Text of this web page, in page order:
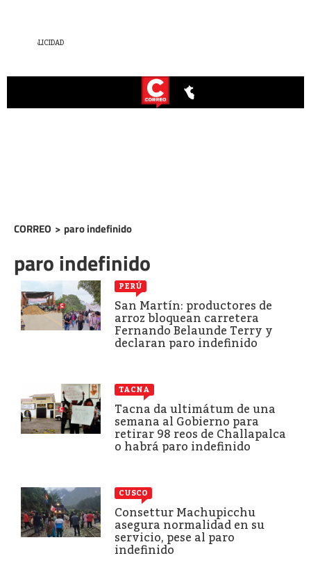
CORREO > paro indefinido
paro indefinido
PERÚ
San Martín: productores de
arroz bloquean carretera
Fernando Belaunde Terry y
declaran paro indefinido
TACNA
Tacna da ultimátum de una
semana al Gobierno para
retirar 98 reos de Challapalca
o habrá paro indefinido
CUSCO
Consettur Machupicchu
asegura normalidad en su
servicio, pese al paro
indefinido